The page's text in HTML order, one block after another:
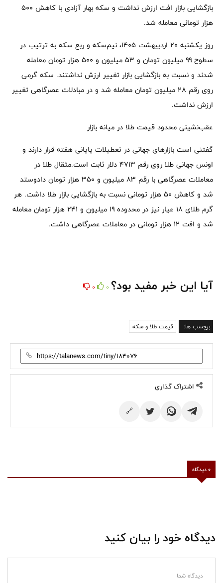
بازگشایی بازار افت ارزش نداشت و سکه بهار آزادی با کاهش ۵۰۰
هزار تومانی معامله شد.
روز یکشنبه ۲۰ اردیبهشت ۱۴۰۵، نیم‌سکه و ربع سکه به ترتیب در
سطوح ۹۹ میلیون تومان و ۵۳ میلیون و ۵۰۰ هزار تومان معامله
شدند و نسبت به بازگشایی بازار تغییر ارزش نداشتند. سکه گرمی
روی رقم ۲۸ میلیون تومان معامله شد و در مبادلات عصرگاهی تغییر
ارزش نداشت.
عقب‌نشینی محدود قیمت طلا در میانه بازار
گفتنی است بازارهای جهانی در تعطیلات پایانی هفته قرار دارند و
اونس جهانی طلا روی رقم ۴۷۱۳ دلار ثابت است.مثقال طلا در
معاملات عصرگاهی با رقم ۸۳ میلیون و ۳۵۰ هزار تومان دادوستد
شد و کاهش ۵۰ هزار تومانی نسبت به بازگشایی بازار طلا داشت. هر
گرم طلای ۱۸ عیار نیز در محدوده ۱۹ میلیون و ۲۴۱ هزار تومان معامله
شد و افت ۱۲ هزار تومانی در معاملات عصرگاهی داشت.
آیا این خبر مفید بود؟ 0
0
برچسب ها: قیمت طلا و سکه
اشتراک گذاری
🔗
0 دیدگاه
دیدگاه خود را بیان کنید